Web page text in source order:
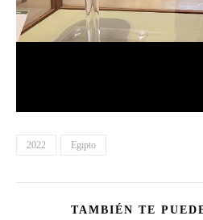
2022 Egipto
TAMBIÉN TE